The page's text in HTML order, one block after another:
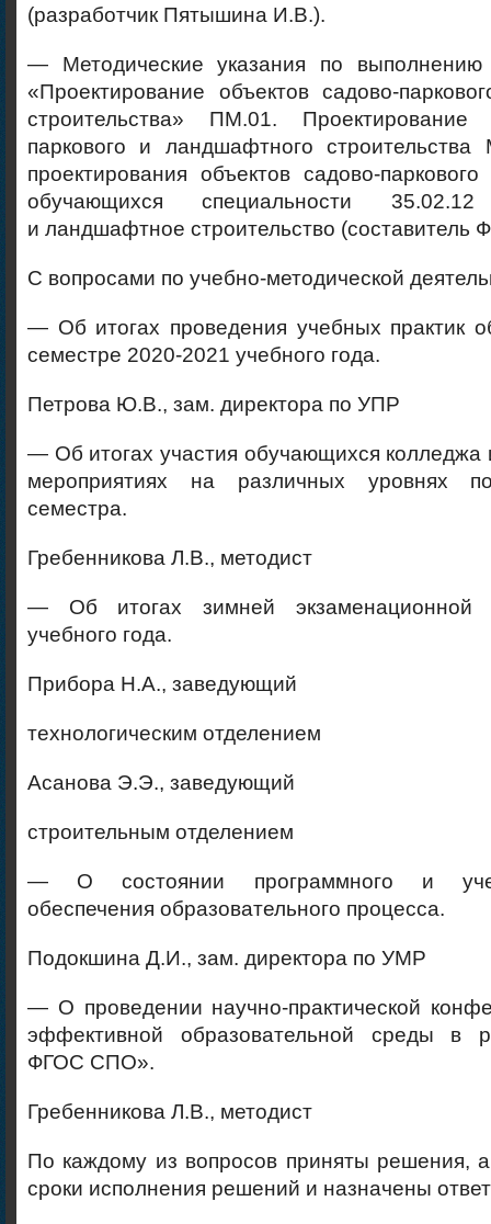
(разработчик Пятышина И.В.).
— Методические указания по выполнению
«Проектирование объектов садово-
строительства» ПМ.01. Проектирование
паркового и ландшафтного
проектирования объектов садово-
обучающихся специальности 35.02.12
и ландшафтное строительство (составитель
С вопросами по учебно-методической
— Об итогах проведения учебных практик
семестре 2020-2021 учебного года.
Петрова Ю.В., зам. директора по УПР
— Об итогах участия обучающихся колледжа
мероприятиях на различных уровнях
семестра.
Гребенникова Л.В., методист
— Об итогах зимней экзаменационной
учебного года.
Прибора Н.А., заведующий
технологическим отделением
Асанова Э.Э., заведующий
строительным отделением
— О состоянии программного и
обеспечения образовательного процесса.
Подокшина Д.И., зам. директора по УМР
— О проведении научно-практической
эффективной образовательной среды в
ФГОС СПО».
Гребенникова Л.В., методист
По каждому из вопросов приняты решения,
сроки исполнения решений и назначены